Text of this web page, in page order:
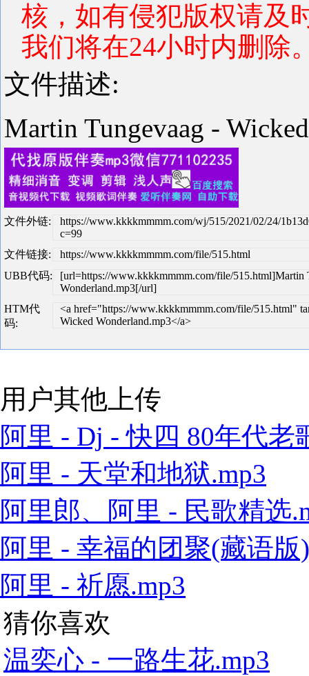
核，如有侵犯版权请及
我们将在24小时内删除
文件描述:
Martin Tungevaag -
文件外链:
https://www.kkkkmmmm.com/wj/515/2021/02/24/
c=99
文件链接:
https://www.kkkkmmmm.com/file/515.html
UBB代码:
[url=https://www.kkkkmmmm.com/file/515.html]Martin
Wonderland.mp3[/url]
HTM代
码:
<a href="https://www.kkkkmmmm.com/file/515.html"
Wicked Wonderland.mp3</a>
用户其他上传
阿里 - Dj - 快四 80年代老
阿里 - 天堂和地狱.mp3
阿里郎、阿里 - 民歌精选
阿里 - 幸福的团聚(藏语版
阿里 - 祈愿.mp3
猜你喜欢
温奕心 - 一路生花.mp3